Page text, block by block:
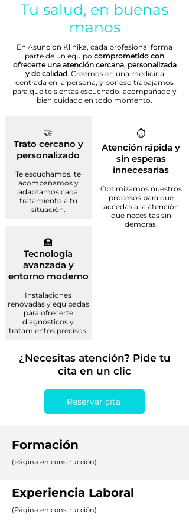
Tu salud, en buenas
manos
En Asuncion Klinika, cada profesional forma
parte de un equipo comprometido con
ofrecerte una atención cercana, personalizada
y de calidad. Creemos en una medicina
centrada en la persona, y por eso trabajamos
para que te sientas escuchado, acompañado y
bien cuidado en todo momento.
🤝
Trato cercano y
personalizado
Te escuchamos, te
acompañamos y
adaptamos cada
tratamiento a tu
situación.
🏥
Tecnología
avanzada y
entorno moderno
Instalaciones
renovadas y equipadas
para ofrecerte
diagnósticos y
tratamientos precisos.
⏱️
Atención rápida y
sin esperas
innecesarias
Optimizamos nuestros
procesos para que
accedas a la atención
que necesitas sin
demoras.
¿Necesitas atención? Pide tu
cita en un clic
Reservar cita
Formación
(Página en construcción)
Experiencia Laboral
(Página en construcción)